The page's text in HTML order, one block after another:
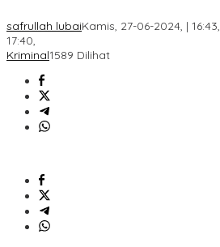
safrullah lubaiKamis, 27-06-2024, | 16:43,
17:40,
Kriminal1589 Dilihat